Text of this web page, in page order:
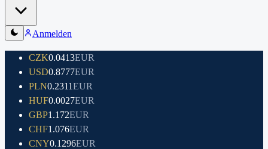
Anmelden
CZK0.0413EUR
USD0.8777EUR
PLN0.2311EUR
HUF0.0027EUR
GBP1.172EUR
CHF1.076EUR
CNY0.1296EUR